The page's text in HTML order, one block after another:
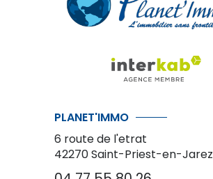
PLANET'IMMO
6 route de l'etrat
42270Saint-Priest-en-Jarez